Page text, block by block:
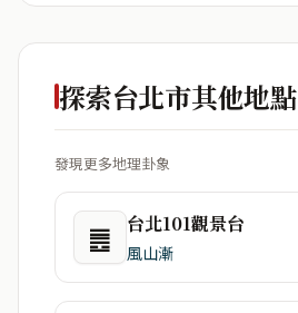
探索台北市其他地點
發現更多地理卦象
䷌ 台北101觀景台
風山漸